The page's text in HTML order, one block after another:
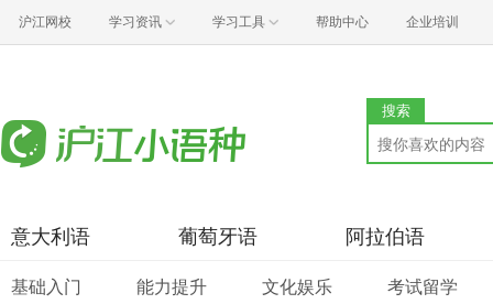
沪江网校 学习资讯 学习工具 帮助中心 企业培训
搜索
意大利语
基础入门 能力提升 文化娱乐 考试留学
葡萄牙语 阿拉伯语